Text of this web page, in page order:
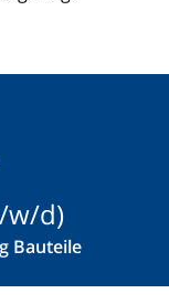
Bauteile